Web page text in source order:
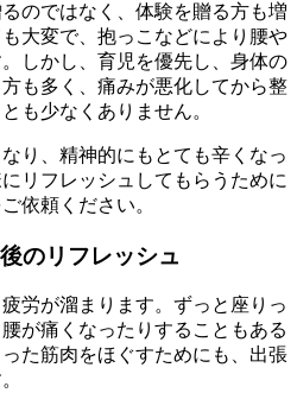
のではなく、体験を贈る方も増
大変で、抱っこなどにより腰や
しかし、育児を優先し、身体の
も多く、痛みが悪化してから整
も少なくありません。
り、精神的にもとても辛くなっ
リフレッシュしてもらうために
依頼ください。
のリフレッシュ
労が溜まります。ずっと座りっ
が痛くなったりすることもある
た筋肉をほぐすためにも、出張